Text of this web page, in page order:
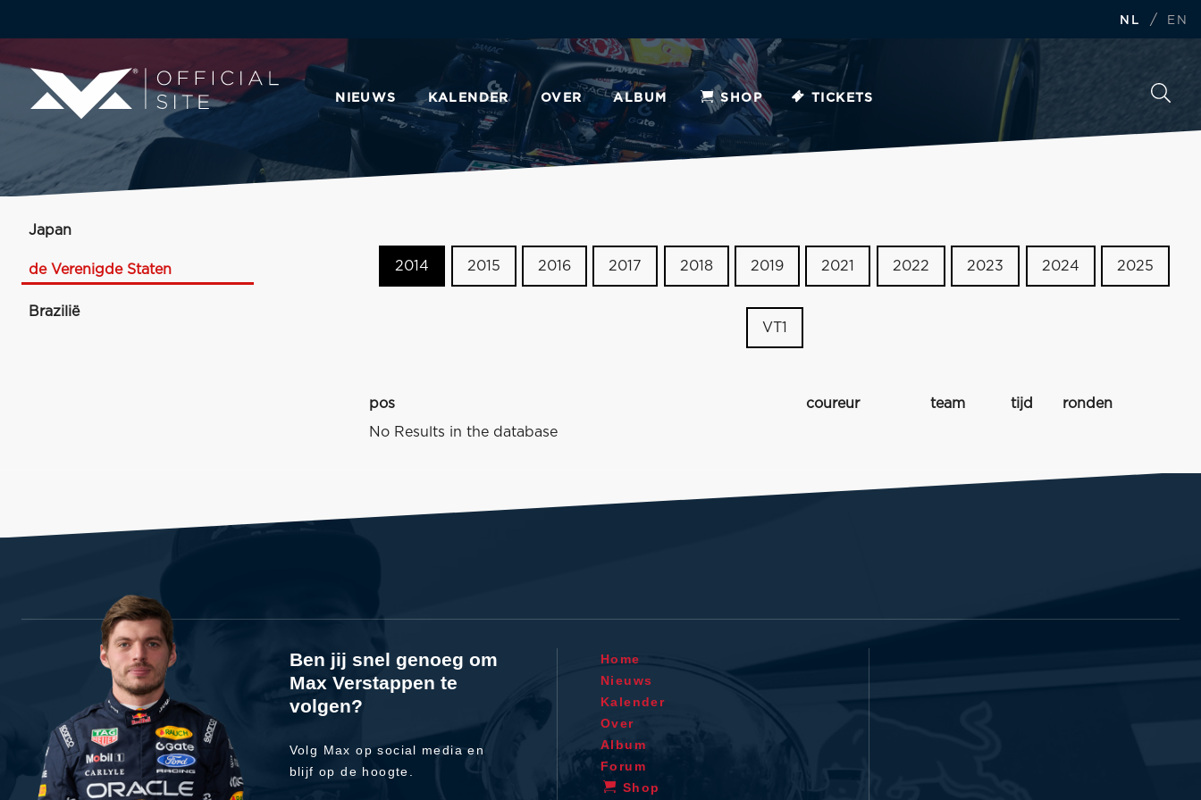
NL / EN
NIEUWS KALENDER OVER ALBUM SHOP TICKETS
Japan
de Verenigde Staten
Brazilië
2014 2015 2016 2017 2018 2019 2021 2022 2023 2024 2025
VT1
pos coureur team tijd
ronden
No Results in the database
Ben jij snel genoeg om
Max Verstappen te
volgen?
Volg Max op social media en
blijf op de hoogte.
Home
Nieuws
Kalender
Over
Album
Forum
Shop